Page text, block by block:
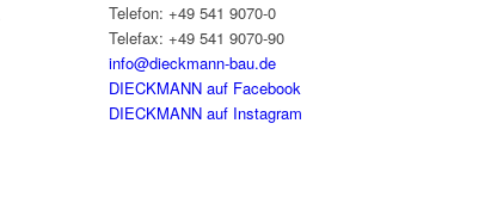
Telefon: +49 541 9070-0
Telefax: +49 541 9070-90
info@dieckmann-bau.de
DIECKMANN auf Facebook
DIECKMANN auf Instagram